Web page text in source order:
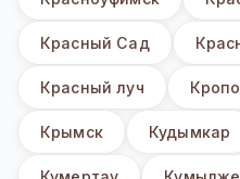
Красный Сад
Красный луч
Крымск Кудымкар